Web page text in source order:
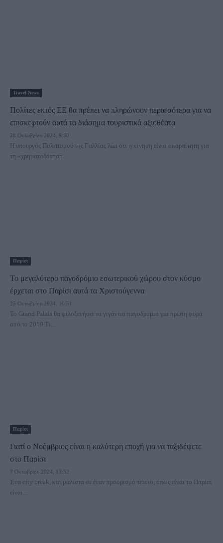
Travel News
Πολίτες εκτός ΕΕ θα πρέπει να πληρώνουν περισσότερα για να
επισκεφτούν αυτά τα διάσημα τουριστικά αξιοθέατα
28 Οκτωβρίου 2024, 9:30
Η υπουργός Πολιτισμού της Γαλλίας λέει ότι η κίνηση είναι απαραίτητη για
τη «χρηματοδότηση...
Παρίσι
Το μεγαλύτερο παγοδρόμιο εσωτερικού χώρου στον κόσμο
έρχεται στο Παρίσι αυτά τα Χριστούγεννα
25 Οκτωβρίου 2024, 10:51
Το Grand Palais θα φιλοξενήσει το γιγάντιο παγοδρόμιο για πρώτη φορά
από το 2019.Τι...
Παρίσι
Γιατί ο Νοέμβριος είναι η καλύτερη εποχή για να ταξιδέψετε
στο Παρίσι
7 Οκτωβρίου 2024, 13:52
Ένα city break, και μάλιστα σε έναν προορισμό τέτοιο, όπως είναι το Παρίσι
είναι...